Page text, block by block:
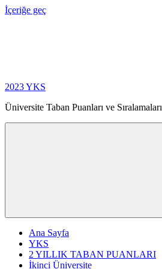
İçeriğe geç
2023 YKS
Üniversite Taban Puanları ve Sıralamaları
Ana Sayfa
YKS
2 YILLIK TABAN PUANLARI
İkinci Üniversite